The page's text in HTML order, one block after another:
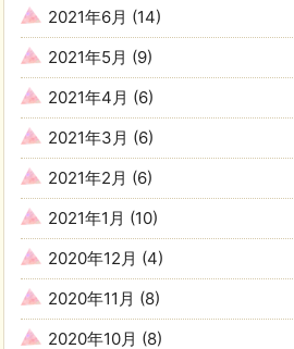
2021年6月 (14)
2021年5月 (9)
2021年4月 (6)
2021年3月 (6)
2021年2月 (6)
2021年1月 (10)
2020年12月 (4)
2020年11月 (8)
2020年10月 (8)